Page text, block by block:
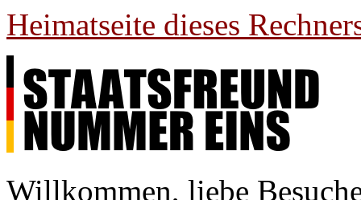
Heimatseite dieses
Willkommen, liebe